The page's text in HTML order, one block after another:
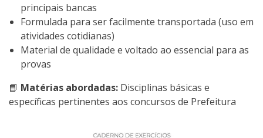
principais bancas
Formulada para ser facilmente transportada (uso em
atividades cotidianas)
Material de qualidade e voltado ao essencial para as
provas
📘 Matérias abordadas: Disciplinas básicas e
específicas pertinentes aos concursos de Prefeitura